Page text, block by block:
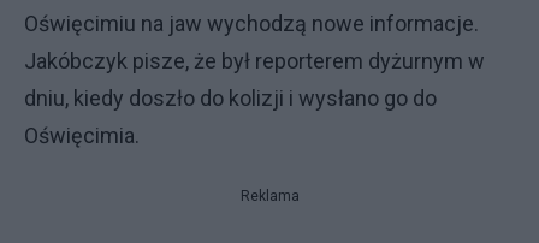
Oświęcimiu na jaw wychodzą nowe informacje.
Jakóbczyk pisze, że był reporterem dyżurnym w
dniu, kiedy doszło do kolizji i wysłano go do
Oświęcimia.
Reklama